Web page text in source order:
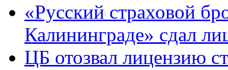
«Русский страховой
Калининграде» сдал
ЦБ отозвал лицензию